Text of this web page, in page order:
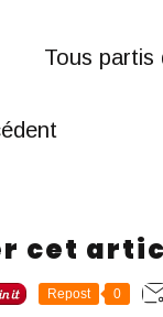
Tous partis
cet
Repost 0